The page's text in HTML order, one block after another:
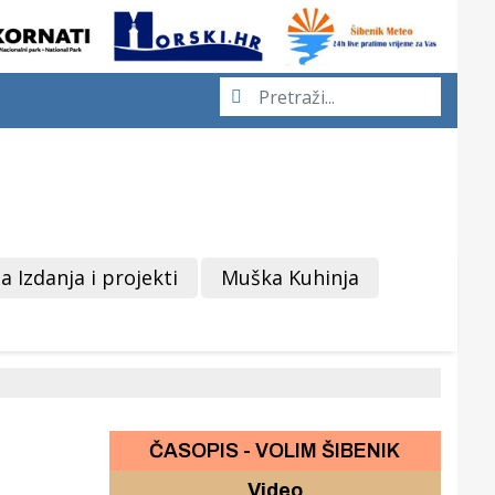
Izdanja i projekti Muška Kuhinja
ČASOPIS - VOLIM ŠIBENIK
Video